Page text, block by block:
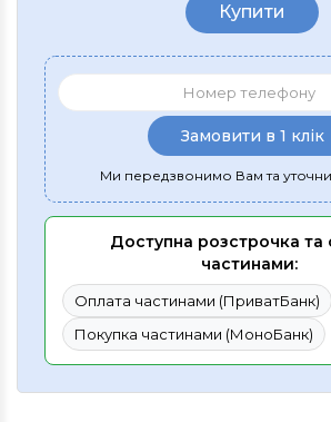
Купити
Замовити в 1 клік
Ми передзвонимо Вам та
Доступна розстрочка та
частинами:
Оплата частинами (ПриватБанк)
Покупка частинами (МоноБанк)